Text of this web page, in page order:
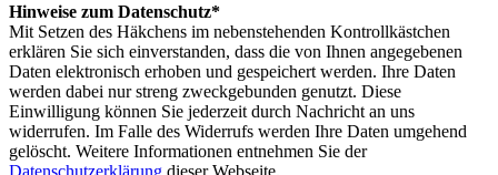
Hinweise zum Datenschutz*
Mit Setzen des Häkchens im nebenstehenden Kontrollkästchen
erklären Sie sich einverstanden, dass die von Ihnen angegebenen
Daten elektronisch erhoben und gespeichert werden. Ihre Daten
werden dabei nur streng zweckgebunden genutzt. Diese
Einwilligung können Sie jederzeit durch Nachricht an uns
widerrufen. Im Falle des Widerrufs werden Ihre Daten umgehend
gelöscht. Weitere Informationen entnehmen Sie der
Datenschutzerklärung dieser Webseite.